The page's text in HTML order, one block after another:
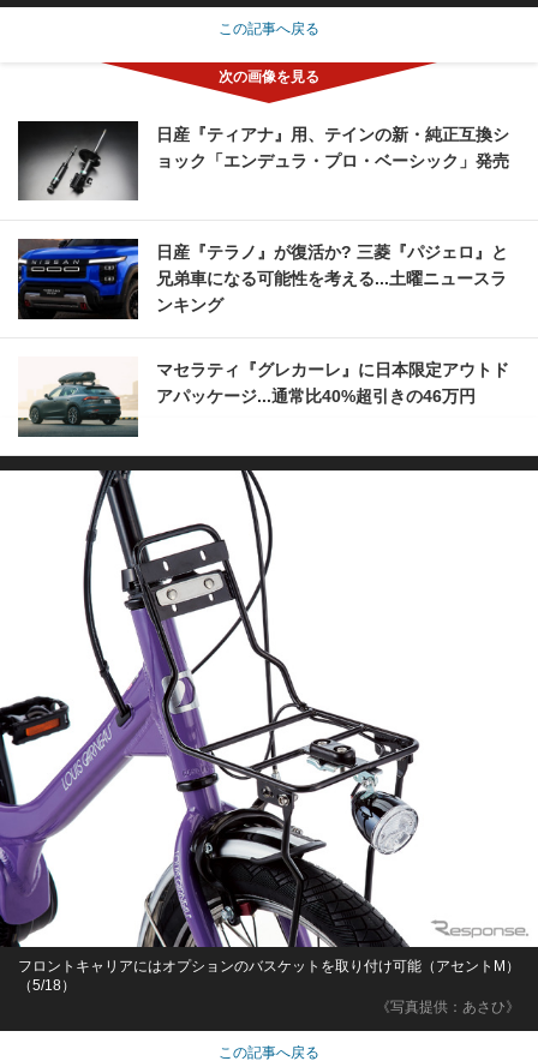
この記事へ戻る
日産『ティアナ』用、テインの新・純正互換シ
ョック「エンデュラ・プロ・ベーシック」発売
日産『テラノ』が復活か? 三菱『パジェロ』と
兄弟車になる可能性を考える...土曜ニュースラ
ンキング
マセラティ『グレカーレ』に日本限定アウトド
アパッケージ...通常比40%超引きの46万円
《写真提供：あさひ》
フロントキャリアにはオプションのバスケットを取り付け可能（アセントM）
（5/18）
この記事へ戻る